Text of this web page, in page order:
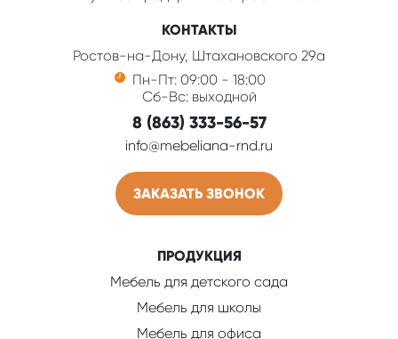
КОНТАКТЫ
Ростов-на-Дону, Штахановского 29а
Пн-Пт: 09:00 - 18:00
Сб-Вс: выходной
8 (863) 333-56-57
info@mebeliana-rnd.ru
ЗАКАЗАТЬ ЗВОНОК
ПРОДУКЦИЯ
Мебель для детского сада
Мебель для школы
Мебель для офиса